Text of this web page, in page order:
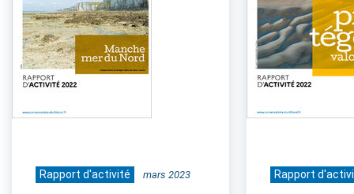
Rapport d'activité mars 2023 Rapport